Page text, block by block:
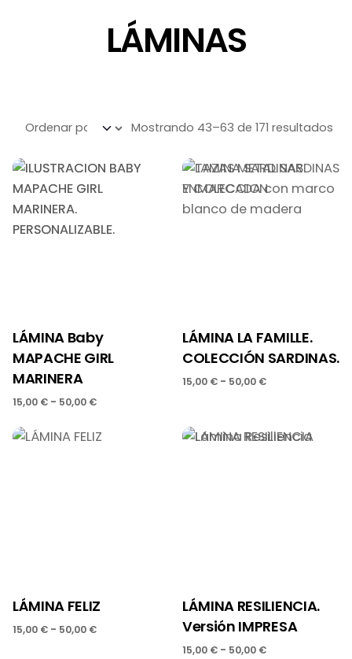
LÁMINAS
Mostrando 43–63 de 171 resultados
LÁMINA Baby
MAPACHE GIRL
MARINERA
15,00 € - 50,00 €
LÁMINA LA FAMILLE.
COLECCIÓN SARDINAS.
15,00 € - 50,00 €
LÁMINA FELIZ
15,00 € - 50,00 €
LÁMINA RESILIENCIA.
Versión IMPRESA
15,00 € - 50,00 €